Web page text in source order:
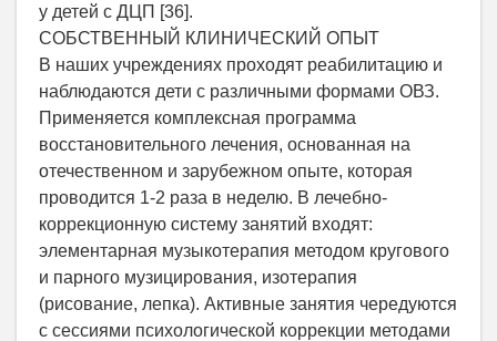
у детей с ДЦП [36].
СОБСТВЕННЫЙ КЛИНИЧЕСКИЙ ОПЫТ
В наших учреждениях проходят реабилитацию и
наблюдаются дети с различными формами ОВЗ.
Применяется комплексная программа
восстановительного лечения, основанная на
отечественном и зарубежном опыте, которая
проводится 1-2 раза в неделю. В лечебно-
коррекционную систему занятий входят:
элементарная музыкотерапия методом кругового
и парного музицирования, изотерапия
(рисование, лепка). Активные занятия чередуются
с сессиями психологической коррекции методами